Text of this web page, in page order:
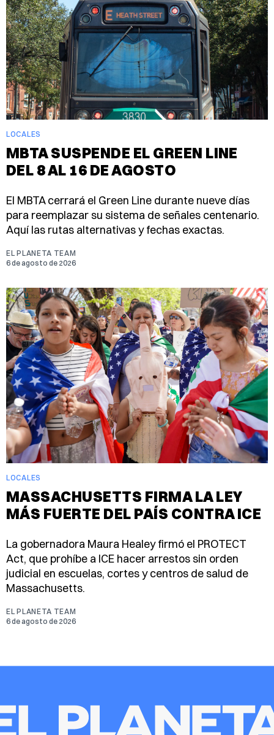
LOCALES
MBTA SUSPENDE EL GREEN LINE
DEL 8 AL 16 DE AGOSTO
El MBTA cerrará el Green Line durante nueve días
para reemplazar su sistema de señales centenario.
Aquí las rutas alternativas y fechas exactas.
EL PLANETA TEAM
6 de agosto de 2026
LOCALES
MASSACHUSETTS FIRMA LA LEY
MÁS FUERTE DEL PAÍS CONTRA ICE
La gobernadora Maura Healey firmó el PROTECT
Act, que prohíbe a ICE hacer arrestos sin orden
judicial en escuelas, cortes y centros de salud de
Massachusetts.
EL PLANETA TEAM
6 de agosto de 2026